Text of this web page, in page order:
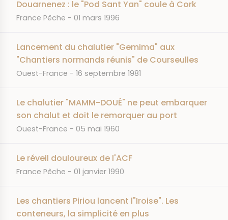
Douarnenez : le "Pod Sant Yan" coule à Cork
JOURNAL
France Pêche DATE
01 mars 1996
Lancement du chalutier "Gemima" aux
"Chantiers normands réunis" de Courseulles
JOURNAL
Ouest-France DATE
16 septembre 1981
Le chalutier "MAMM-DOUÉ" ne peut embarquer
son chalut et doit le remorquer au port
JOURNAL
Ouest-France DATE
05 mai 1960
Le réveil douloureux de l'ACF
JOURNAL
France Pêche DATE
01 janvier 1990
Les chantiers Piriou lancent l"Iroise". Les
conteneurs, la simplicité en plus